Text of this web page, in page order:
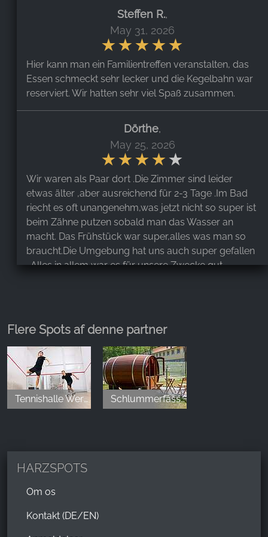
Steffen R.,
May 31, 2026
Hier kann man ein Familientreffen veranstalten, das
Essen schmeckt sehr lecker und die Kegelbahn war
reserviert. Wir hatten sehr viel Spaß zusammen.
Dörthe,
May 25, 2026
Wir waren als Paar dort .Die Zimmer sind leider
etwas älter ,aber ausreichend für 2-3 Tage .Im Bad
riecht es oft unangenehm,was jetzt nicht so super ist
beim Zähne putzen sobald man das Wasser an
macht. Das Frühstück war super,alles was man so
braucht.Die Umgebung hat uns auch super gefallen
. Alles in allem war es für unsere Zwecke gut.
Wir sind sehr kurzfristig und ohne Reservierung
gekommen. Wir wurden sehr nett empfangen und
konnten auch mit unserem Hund einchecken. Die
Zimmer sind hell und sauber eingerichtet. Das
Restaurant ist hervorragend. Eine kleine aber sehr
übernachten. Es war sehr gemütlich , klein aber fein.
Flere Spots af denne partner
Tennishalle Wernigerode Schlummerfässer mit Tennisplatz und Grill in Wernigerode
HARZSPOTS
Om os
Kontakt (DE/EN)